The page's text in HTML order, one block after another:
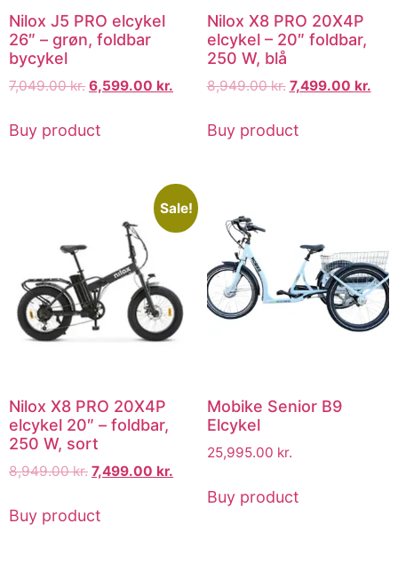
Nilox J5 PRO elcykel
26″ – grøn, foldbar
bycykel
7,049.00kr. 6,599.00 kr.
Buy product
Nilox X8 PRO 20X4P
elcykel – 20″ foldbar,
250 W, blå
8,949.00kr. 7,499.00 kr.
Buy product
Sale!
Nilox X8 PRO 20X4P
elcykel 20″ – foldbar,
250 W, sort
8,949.00kr. 7,499.00 kr.
Buy product
Mobike Senior B9
Elcykel
25,995.00 kr.
Buy product